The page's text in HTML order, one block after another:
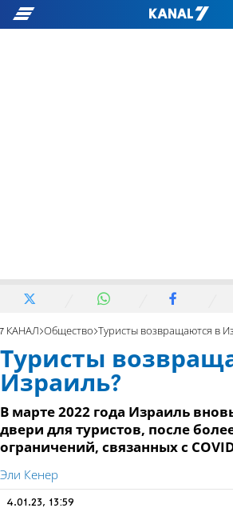
7 КАНАЛ Общество Туристы возвращаются в
Туристы
Израиль?
В марте 2022 года Израиль
двери для туристов, после
ограничений, связанных с
Эли Кенер
4.01.23, 13:59